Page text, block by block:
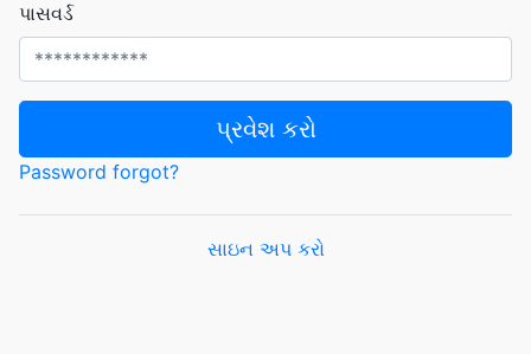
પાસવર્ડ
પ્રવેશ કરો
Password forgot?
સાઇન અપ કરો